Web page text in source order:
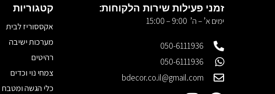
זמני פעילות שירות הלקוחות:
ימים א’ – ה’ 9:00 – 15:00
050-6111936
050-6111936
bdecor.co.il@gmail.com
קטגוריות
אקססוריז לבית
מערכות ישיבה
רהיטים
צמחי נוי וכדים
כלי הגשה ומטבח